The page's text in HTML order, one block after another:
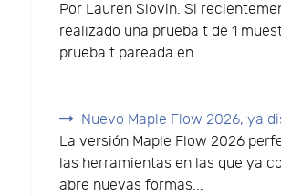
Por Lauren Slovin. Si
realizado una prueba t de 1
prueba t pareada en...
Nuevo Maple Flow 2026, ya
La versión Maple Flow 2026
las herramientas en las que ya
abre nuevas formas...